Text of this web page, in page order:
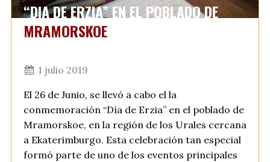
“DIA DE ERZIA” EN EL POBLADO DE
MRAMORSKOE
1 julio 2019
El 26 de Junio, se llevó a cabo el la
conmemoración “Día de Erzia” en el poblado de
Mramorskoe, en la región de los Urales cercana
a Ekaterimburgo. Esta celebración tan especial
formó parte de uno de los eventos principales